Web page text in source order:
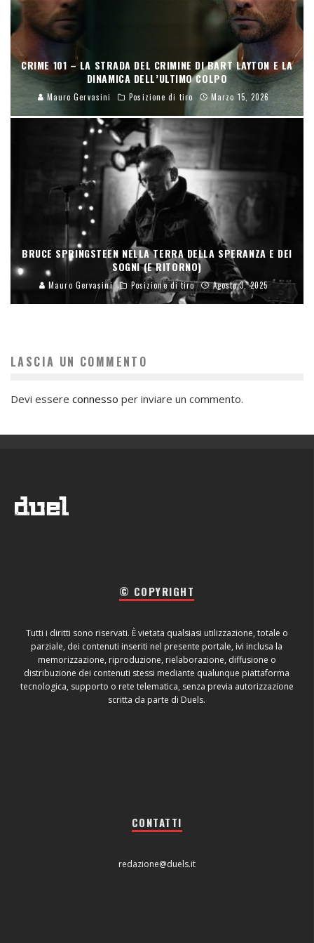
CRIME 101 – LA STRADA DEL CRIMINE DI BART LAYTON E LA
DINAMICA DELL’ULTIMO COLPO
Mauro Gervasini Posizione di tiro Marzo 15, 2026
BRUCE SPRINGSTEEN NELLA TERRA DELLA SPERANZA E DEI
SOGNI (E RITORNO)
Mauro Gervasini Posizione di tiro Agosto 3, 2025
LASCIA UN COMMENTO
Devi essere connesso per inviare un commento.
© COPYRIGHT
Tutti i diritti sono riservati. È vietata qualsiasi utilizzazione, totale o
parziale, dei contenuti inseriti nel presente portale, ivi inclusa la
memorizzazione, riproduzione, rielaborazione, diffusione o
distribuzione dei contenuti stessi mediante qualunque piattaforma
tecnologica, supporto o rete telematica, senza previa autorizzazione
scritta da parte di Duels.
CONTATTI
redazione@duels.it